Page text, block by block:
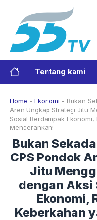
Tentang kami
Home - Ekonomi - Bukan
Aren Ungkap Strategi Jitu
Sosial Berdampak
Mencerahkan!
Bukan
CPS Pondok
Jitu
dengan Aksi
Ekonomi,
Keberkahan